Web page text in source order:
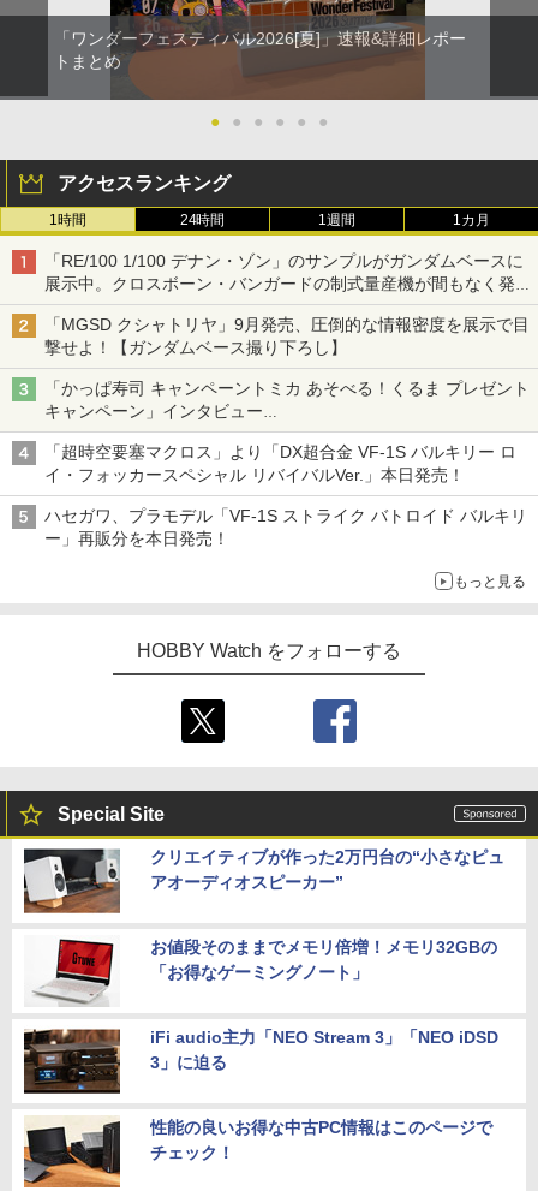
「ワンダーフェスティバル2026[夏]」速報&詳細レポー
トまとめ
● ● ● ● ● ●
アクセスランキング
1時間 24時間 1週間 1カ月
「RE/100 1/100 デナン・ゾン」のサンプルがガンダムベースに
展示中。クロスボーン・バンガードの制式量産機が間もなく発送
【ガンダムベース撮り下ろし】
「MGSD クシャトリヤ」9月発売、圧倒的な情報密度を展示で目
撃せよ！【ガンダムベース撮り下ろし】
「かっぱ寿司 キャンペーントミカ あそべる！くるま プレゼント
キャンペーン」インタビュー
子どもが楽しめるかっぱ寿司ならではの体験とコラボの楽しさを
追求
「超時空要塞マクロス」より「DX超合金 VF-1S バルキリー ロ
イ・フォッカースペシャル リバイバルVer.」本日発売！
ハセガワ、プラモデル「VF-1S ストライク バトロイド バルキリ
ー」再販分を本日発売！
もっと見る
HOBBY Watch をフォローする
Special Site
クリエイティブが作った2万円台の“小さなピュ
アオーディオスピーカー”
お値段そのままでメモリ倍増！メモリ32GBの
「お得なゲーミングノート」
iFi audio主力「NEO Stream 3」「NEO iDSD
3」に迫る
性能の良いお得な中古PC情報はこのページで
チェック！